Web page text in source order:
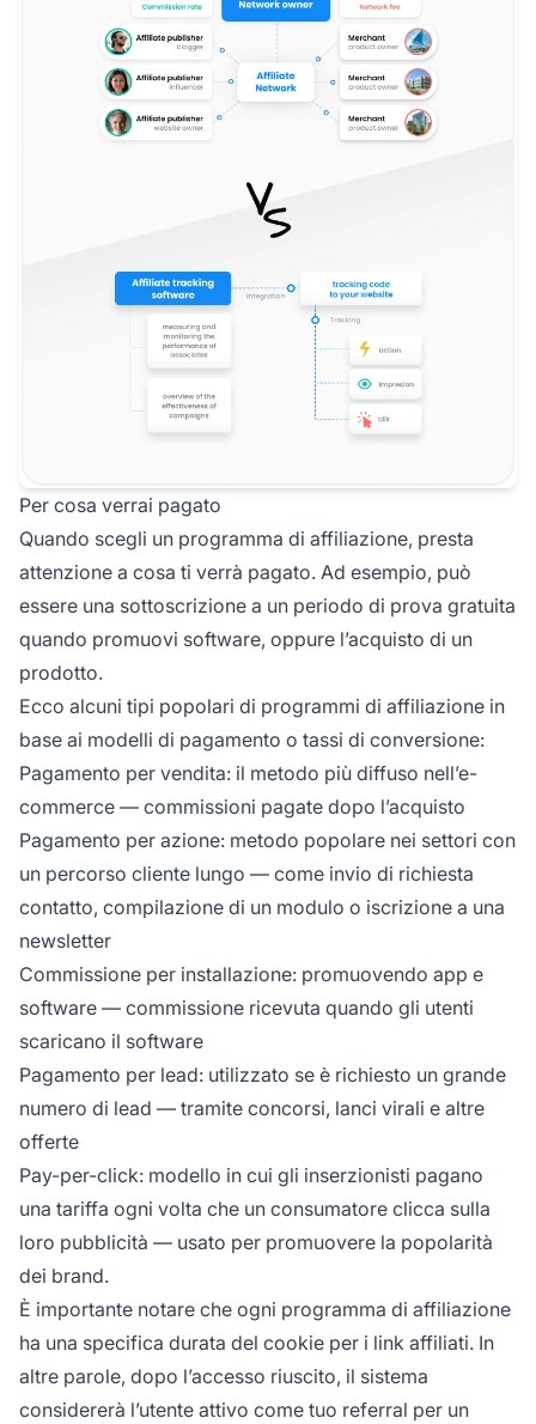
Per cosa verrai pagato
Quando scegli un programma di affiliazione, presta
attenzione a cosa ti verrà pagato. Ad esempio, può
essere una sottoscrizione a un periodo di prova gratuita
quando promuovi software, oppure l’acquisto di un
prodotto.
Ecco alcuni tipi popolari di programmi di affiliazione in
base ai modelli di pagamento o tassi di conversione:
Pagamento per vendita: il metodo più diffuso nell’e-
commerce — commissioni pagate dopo l’acquisto
Pagamento per azione: metodo popolare nei settori con
un percorso cliente lungo — come invio di richiesta
contatto, compilazione di un modulo o iscrizione a una
newsletter
Commissione per installazione: promuovendo app e
software — commissione ricevuta quando gli utenti
scaricano il software
Pagamento per lead: utilizzato se è richiesto un grande
numero di lead — tramite concorsi, lanci virali e altre
offerte
Pay-per-click: modello in cui gli inserzionisti pagano
una tariffa ogni volta che un consumatore clicca sulla
loro pubblicità — usato per promuovere la popolarità
dei brand.
È importante notare che ogni programma di affiliazione
ha una specifica durata del cookie per i link affiliati. In
altre parole, dopo l’accesso riuscito, il sistema
considererà l’utente attivo come tuo referral per un